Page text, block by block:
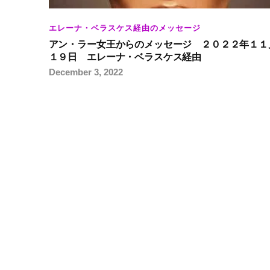
エレーナ・ベラスケス経由のメッセージ
アン・ラー女王からのメッセージ ２０２２年１１
１９日 エレーナ・ベラスケス経由
December 3, 2022